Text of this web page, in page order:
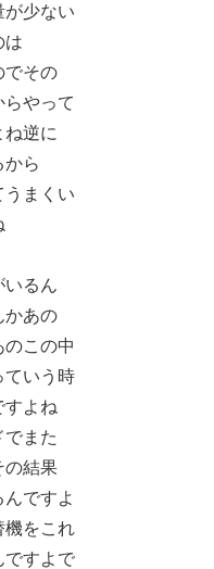
が少ない
は
でその
やって
逆に
から
うまくい
いるん
かあの
のこの中
ていう時
すよね
また
の結果
ですよ
機をこれ
ですよで